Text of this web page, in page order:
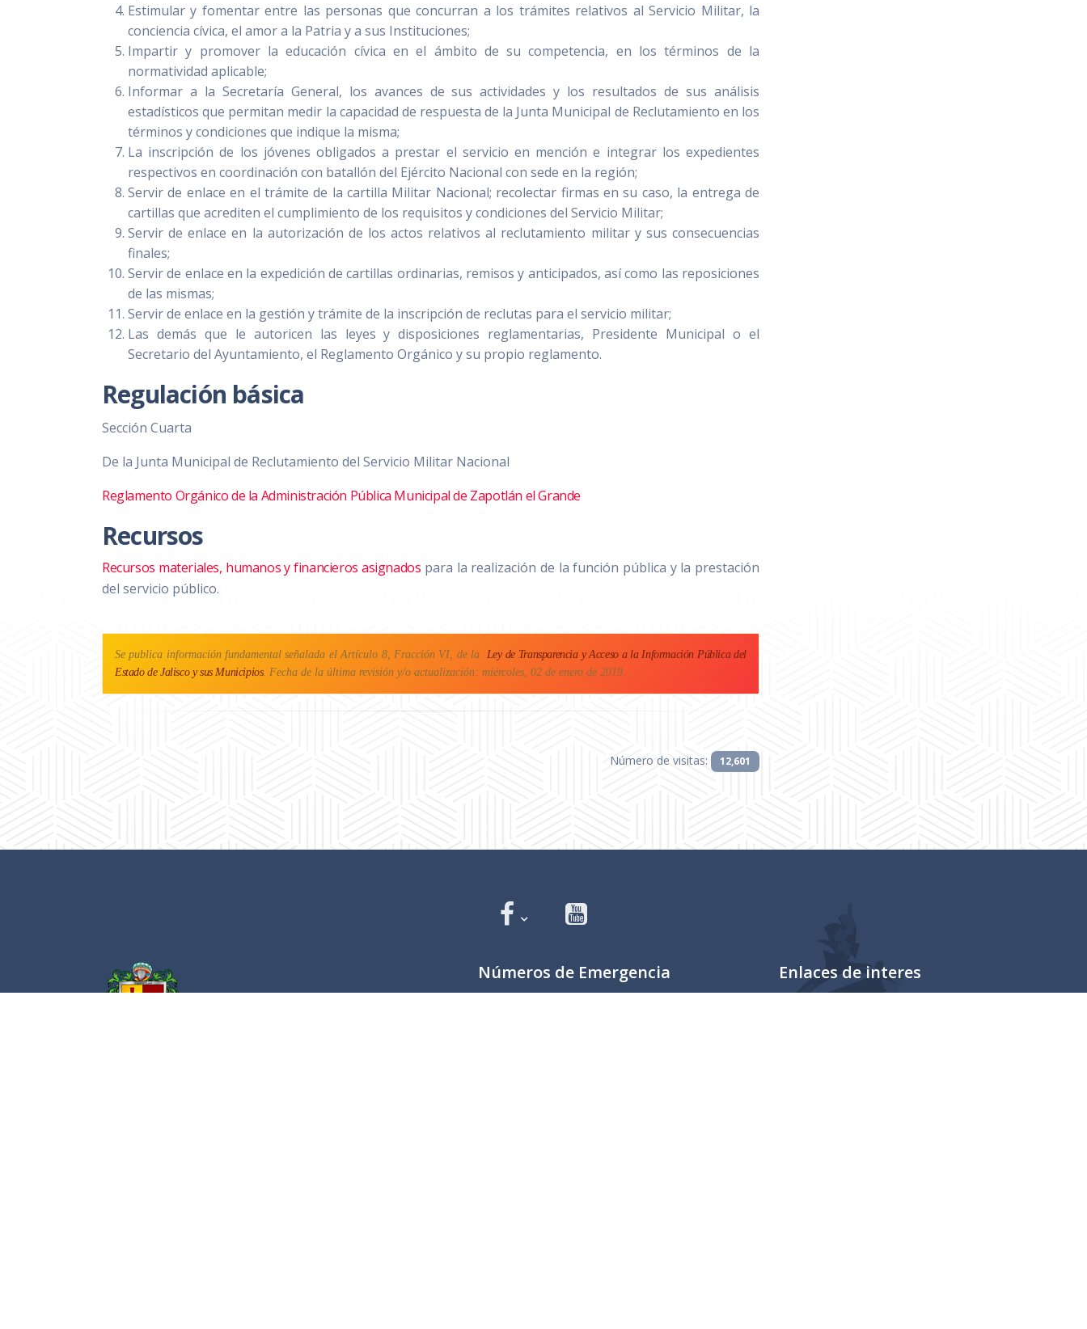
Estimular y fomentar entre las personas que concurran a los trámites relativos al Servicio Militar, la
conciencia cívica, el amor a la Patria y a sus Instituciones;
Impartir y promover la educación cívica en el ámbito de su competencia, en los términos de la
normatividad aplicable;
Informar a la Secretaría General, los avances de sus actividades y los resultados de sus análisis
estadísticos que permitan medir la capacidad de respuesta de la Junta Municipal de Reclutamiento en los
términos y condiciones que indique la misma;
La inscripción de los jóvenes obligados a prestar el servicio en mención e integrar los expedientes
respectivos en coordinación con batallón del Ejército Nacional con sede en la región;
Servir de enlace en el trámite de la cartilla Militar Nacional; recolectar firmas en su caso, la entrega de
cartillas que acrediten el cumplimiento de los requisitos y condiciones del Servicio Militar;
Servir de enlace en la autorización de los actos relativos al reclutamiento militar y sus consecuencias
finales;
Servir de enlace en la expedición de cartillas ordinarias, remisos y anticipados, así como las reposiciones
de las mismas;
Servir de enlace en la gestión y trámite de la inscripción de reclutas para el servicio militar;
Las demás que le autoricen las leyes y disposiciones reglamentarias, Presidente Municipal o el
Secretario del Ayuntamiento, el Reglamento Orgánico y su propio reglamento.
Regulación básica
Sección Cuarta
De la Junta Municipal de Reclutamiento del Servicio Militar Nacional
Reglamento Orgánico de la Administración Pública Municipal de Zapotlán el Grande
Recursos
Recursos materiales, humanos y financieros asignados para la realización de la función pública y la prestación
del servicio público.
Se publica información fundamental señalada el Artículo 8, Fracción VI, de la Ley de Transparencia y Acceso a la Información Pública del
Estado de Jalisco y sus Municipios. Fecha de la última revisión y/o actualización: miércoles, 02 de enero de 2019.
Número de visitas: 12,601
Números de Emergencia Enlaces de interes